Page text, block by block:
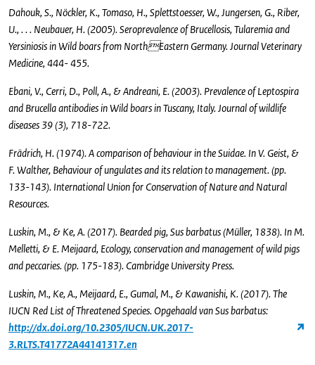
Dahouk, S., Nöckler, K., Tomaso, H., Splettstoesser, W., Jungersen, G., Riber,
U., . . . Neubauer, H. (2005). Seroprevalence of Brucellosis, Tularemia and
Yersiniosis in Wild boars from NorthEastern Germany. Journal Veterinary
Medicine, 444- 455.
Ebani, V., Cerri, D., Poll, A., & Andreani, E. (2003). Prevalence of Leptospira
and Brucella antibodies in Wild boars in Tuscany, Italy. Journal of wildlife
diseases 39 (3), 718-722.
Frädrich, H. (1974). A comparison of behaviour in the Suidae. In V. Geist, &
F. Walther, Behaviour of ungulates and its relation to management. (pp.
133-143). International Union for Conservation of Nature and Natural
Resources.
Luskin, M., & Ke, A. (2017). Bearded pig, Sus barbatus (Müller, 1838). In M.
Melletti, & E. Meijaard, Ecology, conservation and management of wild pigs
and peccaries. (pp. 175-183). Cambridge University Press.
Luskin, M., Ke, A., Meijaard, E., Gumal, M., & Kawanishi, K. (2017). The
IUCN Red List of Threatened Species. Opgehaald van Sus barbatus:
http://dx.doi.org/10.2305/IUCN.UK.2017-
3.RLTS.T41772A44141317.en